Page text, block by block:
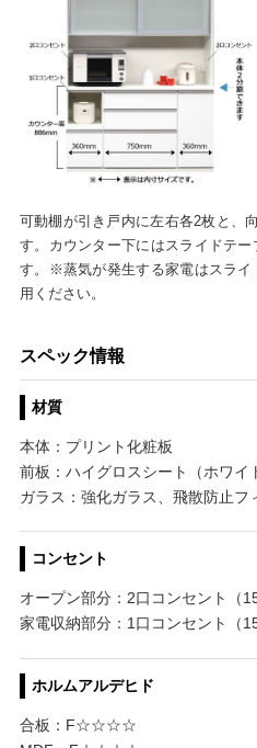
可動棚が引き戸内に左右各2枚と、
す。カウンター下にはスライドテ
す。※蒸気が発生する家電はスライ
用ください。
スペック情報
材質
本体：プリント化粧板
前板：ハイグロスシート（ホワイ
ガラス：強化ガラス、飛散防止フ
コンセント
オープン部分：2口コンセント（
家電収納部分：1口コンセント（
ホルムアルデヒド
合板：F☆☆☆☆